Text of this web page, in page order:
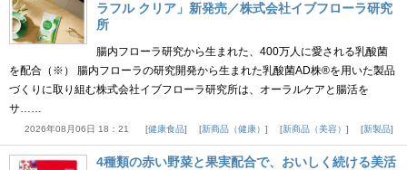
ラフル クリア」新発売／株式会社イブフローラ研究
所
腸内フローラ研究から生まれた、400万人に愛される乳酸菌
を配合（※） 腸内フローラの研究開発から生まれた乳酸菌AD株®を用いた製品
づくりに取り組む株式会社イブフローラ研究所は、オーラルケアと腸活を
サ……
2026年08月06日 18：21 健康食品 新商品（健康） 新商品（美容） 新製品
4種類の赤い野菜と果実配合で、おいしく続ける美活